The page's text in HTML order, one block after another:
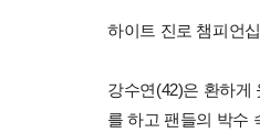
하이트 진로 챔피언
강수연(42)은 환하게
를 하고 팬들의 박수